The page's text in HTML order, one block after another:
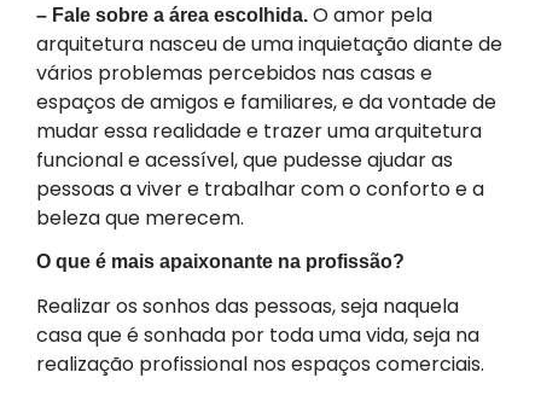
– Fale sobre a área escolhida. O amor pela
arquitetura nasceu de uma inquietação diante de
vários problemas percebidos nas casas e
espaços de amigos e familiares, e da vontade de
mudar essa realidade e trazer uma arquitetura
funcional e acessível, que pudesse ajudar as
pessoas a viver e trabalhar com o conforto e a
beleza que merecem.
O que é mais apaixonante na profissão?
Realizar os sonhos das pessoas, seja naquela
casa que é sonhada por toda uma vida, seja na
realização profissional nos espaços comerciais.